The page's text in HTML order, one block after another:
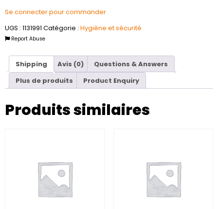
Se connecter pour commander
UGS : 1131991 Catégorie : Hygiène et sécurité
Report Abuse
Shipping Avis (0)
Questions & Answers
Plus de produits
Product Enquiry
Produits similaires